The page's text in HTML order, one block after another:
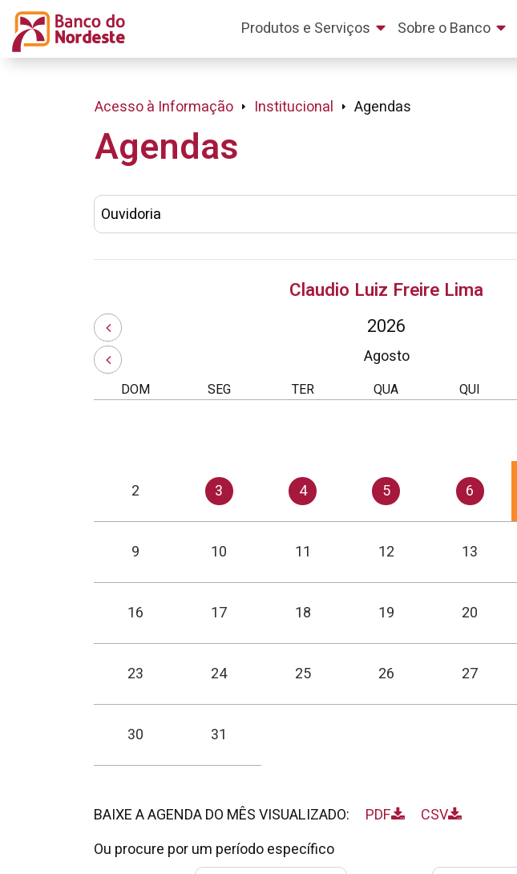
Produtos e Serviços Sobre o Banco
Acesso à Informação Institucional Agendas
Agendas
Claudio Luiz Freire Lima
2026
Agosto
DOM SEG TER QUA QUI
2 3 4 5 6
9 10 11 12 13
16 17 18 19 20
23 24 25 26 27
30 31
BAIXE A AGENDA DO MÊS VISUALIZADO: PDF
CSV
Ou procure por um período específico